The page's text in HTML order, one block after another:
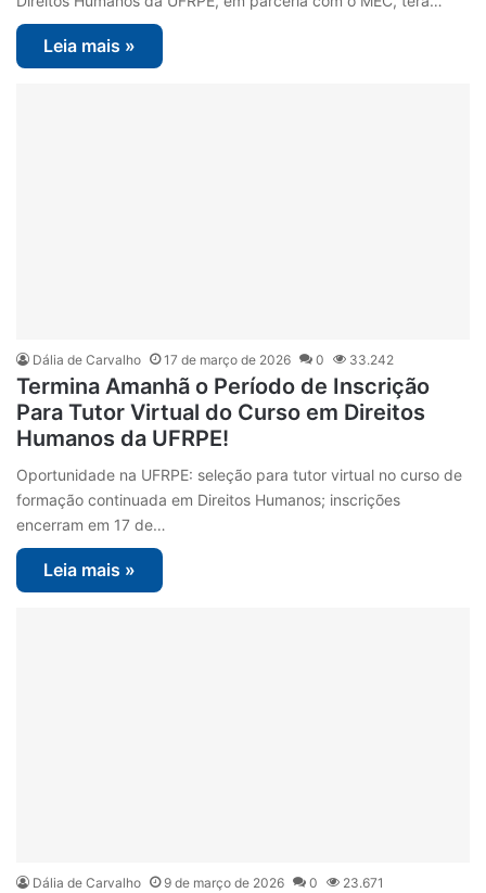
Leia mais »
Dália de Carvalho 17 de março de 2026 0 33.242
Termina Amanhã o Período de Inscrição
Para Tutor Virtual do Curso em Direitos
Humanos da UFRPE!
Oportunidade na UFRPE: seleção para tutor virtual no curso de
formação continuada em Direitos Humanos; inscrições
encerram em 17 de…
Leia mais »
Dália de Carvalho 9 de março de 2026 0 23.671